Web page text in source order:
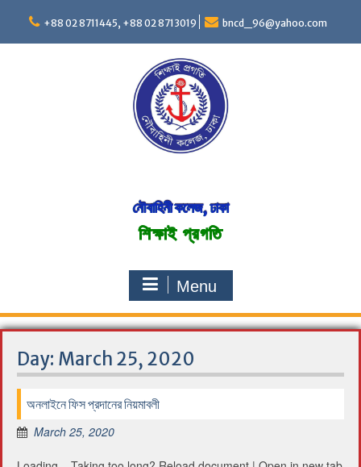
i
+88 02 8711445, +88 02 8713019 bncd_96@yahoo.com
নৌবাহিনী কলেজ, ঢাকা
শিক্ষাই প্রগতি
Menu
Day: March 25, 2020
অনলাইনে ফিস প্রদানের নিয়মাবলী
March 25, 2020